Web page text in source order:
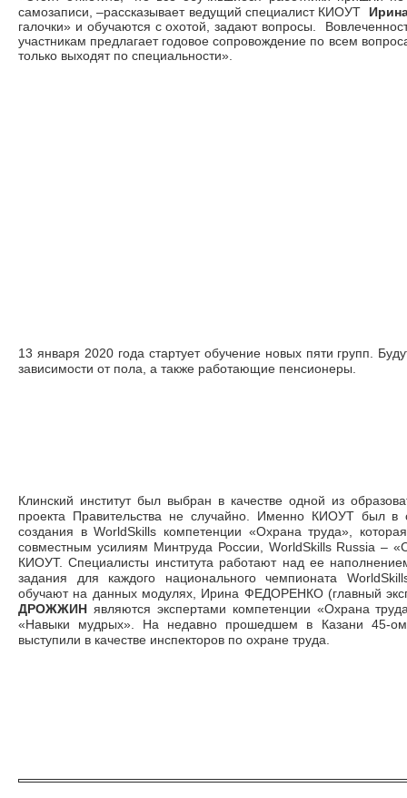
самозаписи,–рассказывает ведущий специалист КИОУТ
галочки» и обучаются с охотой, задают вопросы.
участникам предлагает годовое сопровождение по всем
только выходят по специальности».
13 января 2020 года стартует обучение новых пяти групп.
зависимости от пола, а также работающие пенсионеры.
Клинский институт был выбран в качестве одной из
проекта Правительства не случайно. Именно КИОУТ был в
создания в WorldSkills компетенции «Охрана труда»,
совместным усилиям Минтруда России, WorldSkills Russia–
КИОУТ. Специалисты института работают над ее
задания для каждого национального чемпионата
обучают на данных модулях, Ирина ФЕДОРЕНКО (главный
ДРОЖЖИН являются экспертами компетенции «Охрана
«Навыки мудрых». На недавно прошедшем в Казани 45-
выступили в качестве инспекторов по охране труда.